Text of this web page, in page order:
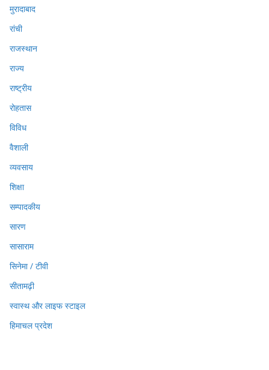
मुरादाबाद
रांची
राजस्थान
राज्य
राष्ट्रीय
रोहतास
विविध
वैशाली
व्यवसाय
शिक्षा
सम्पादकीय
सारण
सासाराम
सिनेमा / टीवी
सीतामढ़ी
स्वास्थ और लाइफ स्टाइल
हिमाचल प्रदेश